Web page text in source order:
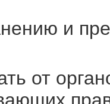
и
от